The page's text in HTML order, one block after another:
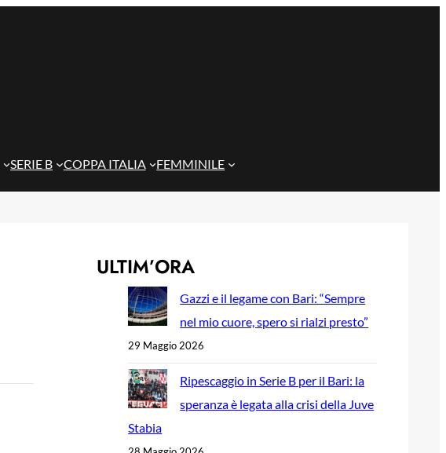
SERIE B COPPA ITALIA FEMMINILE
ULTIM’ORA
Gazzi e il legame con Bari: “Sempre
nel mio cuore, spero si rialzi presto”
29 Maggio 2026
Ripescaggio in Serie B per il Bari: la
speranza è legata alla crisi della Juve
Stabia